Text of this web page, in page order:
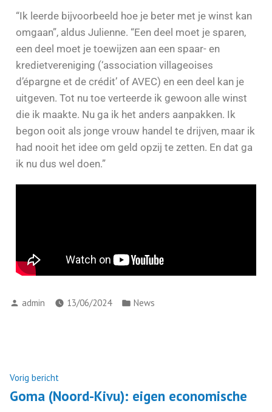
“Ik leerde bijvoorbeeld hoe je beter met je winst kan
omgaan”, aldus Julienne. “Een deel moet je sparen,
een deel moet je toewijzen aan een spaar- en
kredietvereniging (‘association villageoises
d’épargne et de crédit’ of AVEC) en een deel kan je
uitgeven. Tot nu toe verteerde ik gewoon alle winst
die ik maakte. Nu ga ik het anders aanpakken. Ik
begon ooit als jonge vrouw handel te drijven, maar ik
had nooit het idee om geld opzij te zetten. En dat ga
ik nu dus wel doen.”
admin 13/06/2024 News
Vorig bericht
Goma (Noord-Kivu): eigen economische